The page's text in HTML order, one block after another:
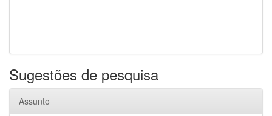
Sugestões de pesquisa
Assunto